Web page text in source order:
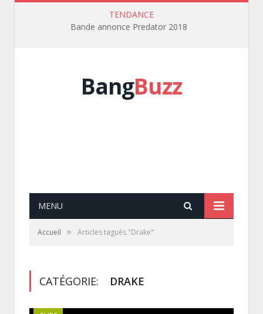
TENDANCE
Bande annonce Predator 2018
BangBuzz
MENU
Accueil » Articles tagués "Drake"
CATÉGORIE: DRAKE